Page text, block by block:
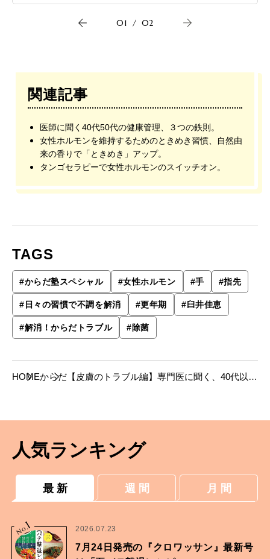
01 / 02
関連記事
医師に聞く40代50代の健康管理、３つの鉄則。
女性ホルモンを維持するためのときめき習慣、自然由
来の香りで「ときめき」アップ。
タンゴセラピーで女性ホルモンのスイッチオン。
TAGS
#からだ塾スペシャル #女性ホルモン #手 #指先
# 日々の習慣で不調を解消 #更年期 #臼井佳恵
#解消！からだトラブル #除菌
HOMEからだ 【皮膚のトラブル編】専門医に聞く、40代以降
人気ランキング
最 新 週 間 月 間
No.
1 2026.07.23
7月24日発売の『クロワッサン』最新号